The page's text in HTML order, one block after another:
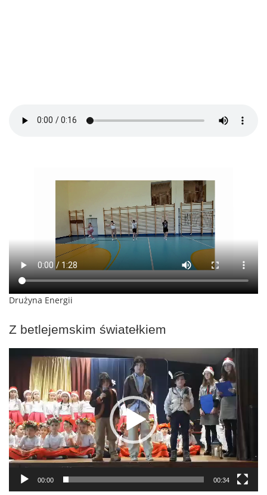
Drużyna Energii
Z betlejemskim światełkiem
Odtwarzacz
00:00 00:34